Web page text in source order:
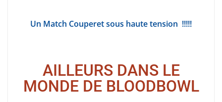
Un Match Couperet sous haute tension !!!!!
AILLEURS DANS LE
MONDE DE BLOODBOWL